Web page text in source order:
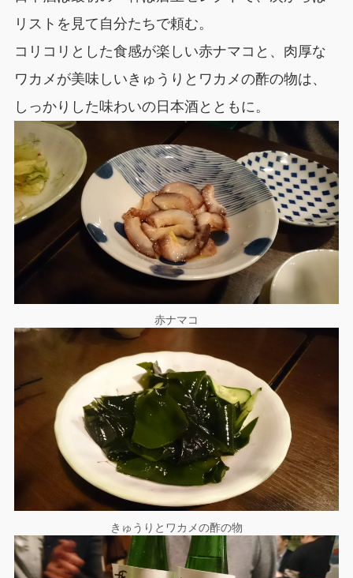
リストを見て自分たちで頼む。
コリコリとした食感が楽しい赤ナマコと、肉厚な
ワカメが美味しいきゅうりとワカメの酢の物は、
しっかりした味わいの日本酒とともに。
赤ナマコ
きゅうりとワカメの酢の物